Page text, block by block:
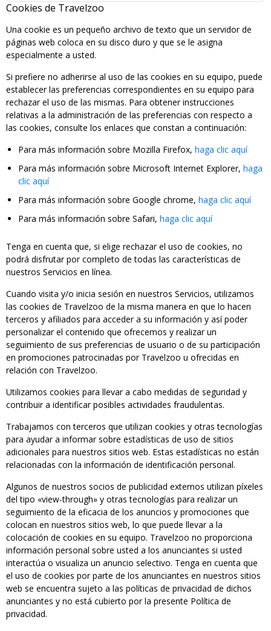
Cookies de Travelzoo
Una cookie es un pequeño archivo de texto que un servidor de
páginas web coloca en su disco duro y que se le asigna
especialmente a usted.
Si prefiere no adherirse al uso de las cookies en su equipo, puede
establecer las preferencias correspondientes en su equipo para
rechazar el uso de las mismas. Para obtener instrucciones
relativas a la administración de las preferencias con respecto a
las cookies, consulte los enlaces que constan a continuación:
Para más información sobre Mozilla Firefox, haga clic aquí
Para más información sobre Microsoft Internet Explorer, haga
clic aquí
Para más información sobre Google chrome, haga clic aquí
Para más información sobre Safari, haga clic aquí
Tenga en cuenta que, si elige rechazar el uso de cookies, no
podrá disfrutar por completo de todas las características de
nuestros Servicios en línea.
Cuando visita y/o inicia sesión en nuestros Servicios, utilizamos
las cookies de Travelzoo de la misma manera en que lo hacen
terceros y afiliados para acceder a su información y así poder
personalizar el contenido que ofrecemos y realizar un
seguimiento de sus preferencias de usuario o de su participación
en promociones patrocinadas por Travelzoo u ofrecidas en
relación con Travelzoo.
Utilizamos cookies para llevar a cabo medidas de seguridad y
contribuir a identificar posibles actividades fraudulentas.
Trabajamos con terceros que utilizan cookies y otras tecnologías
para ayudar a informar sobre estadísticas de uso de sitios
adicionales para nuestros sitios web. Estas estadísticas no están
relacionadas con la información de identificación personal.
Algunos de nuestros socios de publicidad externos utilizan píxeles
del tipo «view-through» y otras tecnologías para realizar un
seguimiento de la eficacia de los anuncios y promociones que
colocan en nuestros sitios web, lo que puede llevar a la
colocación de cookies en su equipo. Travelzoo no proporciona
información personal sobre usted a los anunciantes si usted
interactúa o visualiza un anuncio selectivo. Tenga en cuenta que
el uso de cookies por parte de los anunciantes en nuestros sitios
web se encuentra sujeto a las políticas de privacidad de dichos
anunciantes y no está cubierto por la presente Política de
privacidad.